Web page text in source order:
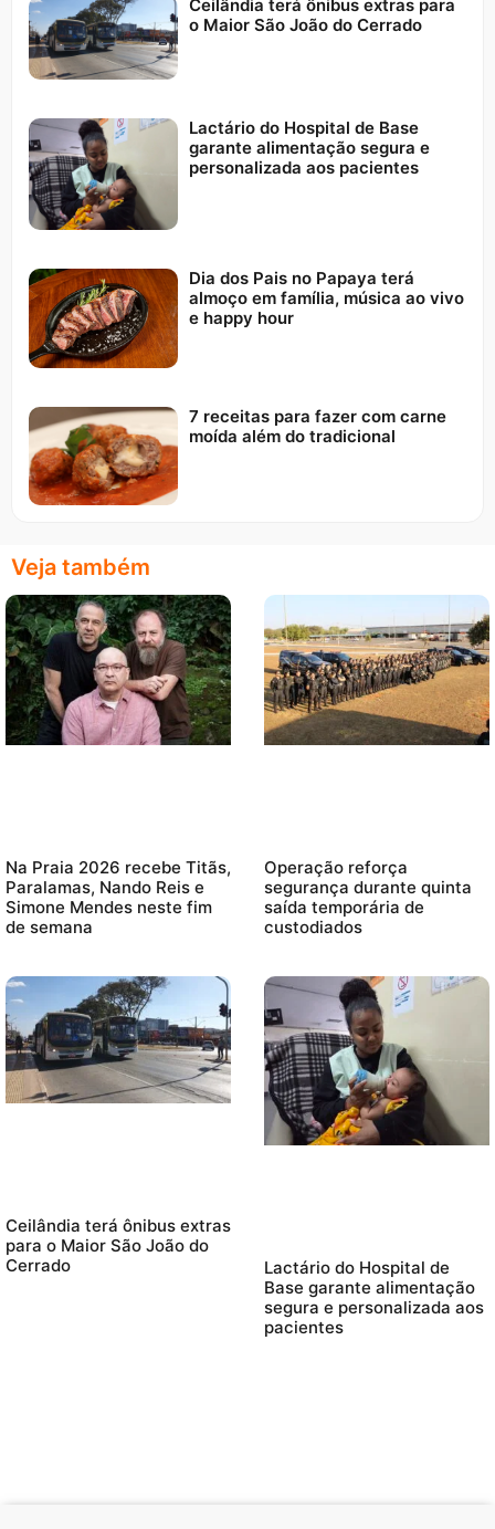
Ceilândia terá ônibus extras para
o Maior São João do Cerrado
Lactário do Hospital de Base
garante alimentação segura e
personalizada aos pacientes
Dia dos Pais no Papaya terá
almoço em família, música ao vivo
e happy hour
7 receitas para fazer com carne
moída além do tradicional
Veja também
Na Praia 2026 recebe Titãs,
Paralamas, Nando Reis e
Simone Mendes neste fim
de semana
Operação reforça
segurança durante quinta
saída temporária de
custodiados
Ceilândia terá ônibus extras
para o Maior São João do
Cerrado
Lactário do Hospital de
Base garante alimentação
segura e personalizada aos
pacientes